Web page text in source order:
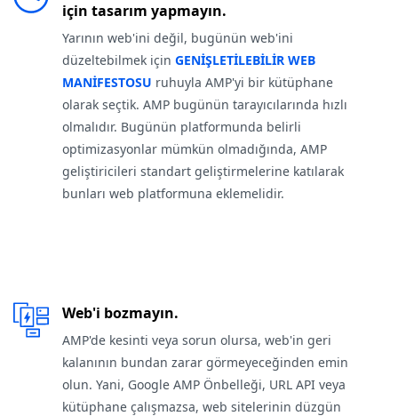
için tasarım yapmayın.
Yarının web'ini değil, bugünün web'ini
düzeltebilmek için GENİŞLETİLEBİLİR WEB
MANİFESTOSU ruhuyla AMP'yi bir kütüphane
olarak seçtik. AMP bugünün tarayıcılarında hızlı
olmalıdır. Bugünün platformunda belirli
optimizasyonlar mümkün olmadığında, AMP
geliştiricileri standart geliştirmelerine katılarak
bunları web platformuna eklemelidir.
Web'i bozmayın.
AMP'de kesinti veya sorun olursa, web'in geri
kalanının bundan zarar görmeyeceğinden emin
olun. Yani, Google AMP Önbelleği, URL API veya
kütüphane çalışmazsa, web sitelerinin düzgün